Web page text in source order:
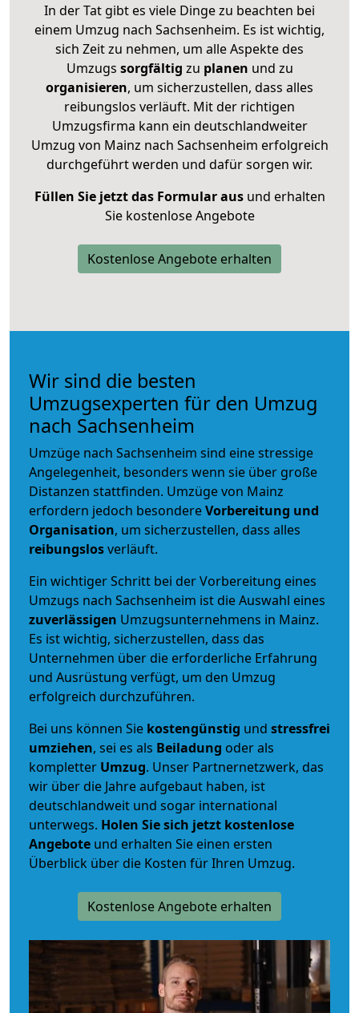
In der Tat gibt es viele Dinge zu beachten bei
einem Umzug nach Sachsenheim. Es ist wichtig,
sich Zeit zu nehmen, um alle Aspekte des
Umzugs sorgfältig zu planen und zu
organisieren, um sicherzustellen, dass alles
reibungslos verläuft. Mit der richtigen
Umzugsfirma kann ein deutschlandweiter
Umzug von Mainz nach Sachsenheim erfolgreich
durchgeführt werden und dafür sorgen wir.
Füllen Sie jetzt das Formular ausund erhalten
Sie kostenlose Angebote
Kostenlose Angebote erhalten
Wir sind die besten
Umzugsexperten für den Umzug
nach Sachsenheim
Umzüge nach Sachsenheim sind eine stressige
Angelegenheit, besonders wenn sie über große
Distanzen stattfinden. Umzüge von Mainz
erfordern jedoch besondereVorbereitung und
Organisation, um sicherzustellen, dass alles
reibungslosverläuft.
Ein wichtiger Schritt bei der Vorbereitung eines
Umzugs nach Sachsenheim ist die Auswahl eines
zuverlässigen Umzugsunternehmens in Mainz.
Es ist wichtig, sicherzustellen, dass das
Unternehmen über die erforderliche Erfahrung
und Ausrüstung verfügt, um den Umzug
erfolgreich durchzuführen.
Bei uns können Sie kostengünstig und stressfrei
umziehen, sei es als Beiladung oder als
kompletter Umzug. Unser Partnernetzwerk, das
wir über die Jahre aufgebaut haben, ist
deutschlandweit und sogar international
unterwegs. Holen Sie sich jetzt kostenlose
Angebote und erhalten Sie einen ersten
Überblick über die Kosten für Ihren Umzug.
Kostenlose Angebote erhalten